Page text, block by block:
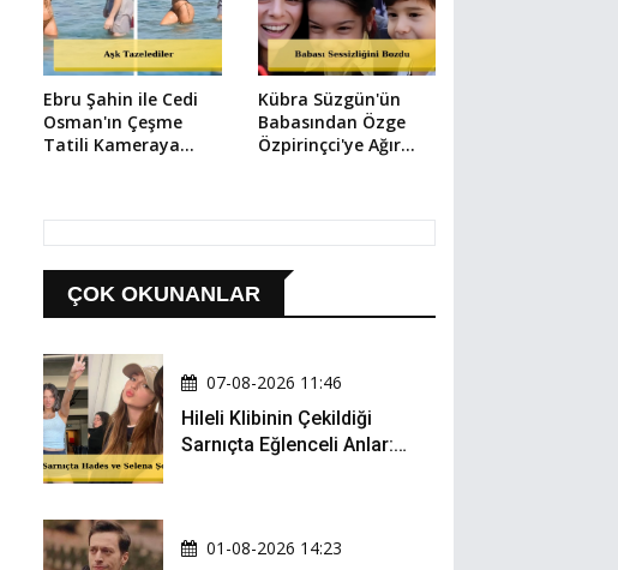
Ebru Şahin ile Cedi
Osman'ın Çeşme
Tatili Kameraya
Kübra Süzgün'ün
Babasından Özge
Özpirinçci'ye Ağır
ÇOK OKUNANLAR
07-08-2026 11:46
Hileli Klibinin Çekildiği
Sarnıçta Eğlenceli Anlar:
01-08-2026 14:23